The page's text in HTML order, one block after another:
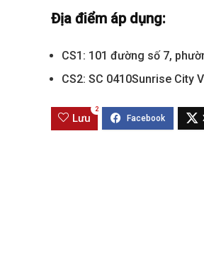
Địa điểm áp dụng:
CS1: 101 đường số 7,
CS2: SC 0410Sunrise City
Lưu
2